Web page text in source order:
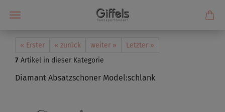
« Erster « zurück weiter »
Letzter »
7 Artikel in dieser Kategorie
Diamant Absatzschoner Model:schlank